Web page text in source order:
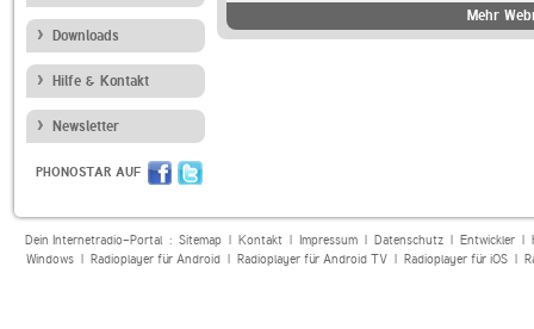
Downloads
Hilfe & Kontakt
Newsletter
PHONOSTAR AUF
Mehr
Dein Internetradio-Portal : Sitemap| Kontakt| Impressum| Datenschutz| Entwickler|
Windows| Radioplayer für Android| Radioplayer für Android TV| Radioplayer für iOS|